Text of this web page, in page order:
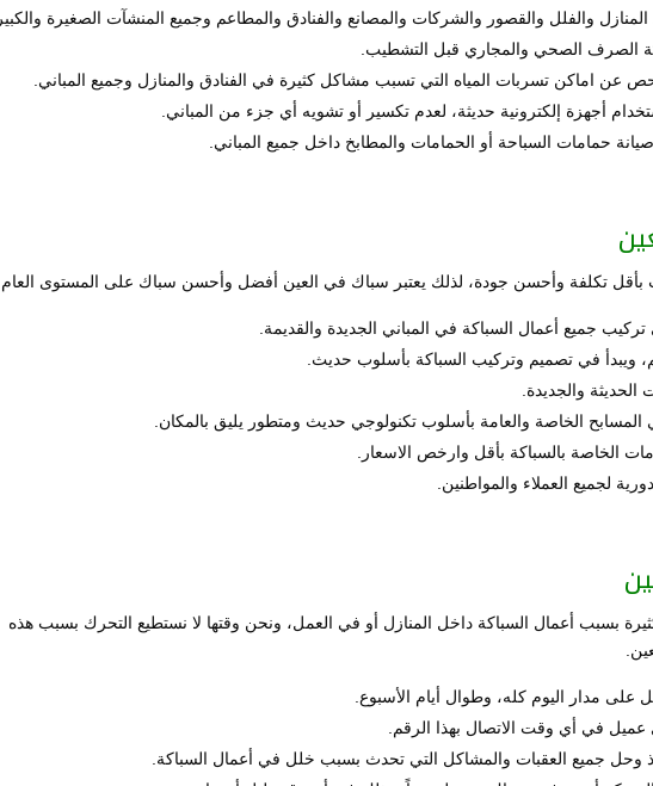
والفلل والقصور والشركات والمصانع والفنادق والمطاعم وجميع المنشآت الصغيرة
الصرف الصحي والمجاري قبل التشطيب.
اماكن تسربات المياه التي تسبب مشاكل كثيرة في الفنادق والمنازل وجميع المباني.
أجهزة إلكترونية حديثة، لعدم تكسير أو تشويه أي جزء من المباني.
حمامات السباحة أو الحمامات والمطابخ داخل جميع المباني.
بأقل تكلفة وأحسن جودة، لذلك يعتبر سباك في العين أفضل وأحسن سباك على المستوى
جميع أعمال السباكة في المباني الجديدة والقديمة.
ويبدأ في تصميم وتركيب السباكة بأسلوب حديث.
الحديثة والجديدة.
المسابح الخاصة والعامة بأسلوب تكنولوجي حديث ومتطور يليق بالمكان.
الخاصة بالسباكة بأقل وارخص الاسعار.
لجميع العملاء والمواطنين.
بسبب أعمال السباكة داخل المنازل أو في العمل، ونحن وقتها لا نستطيع التحرك بسبب هذه
على مدار اليوم كله، وطوال أيام الأسبوع.
في أي وقت الاتصال بهذا الرقم.
وحل جميع العقبات والمشاكل التي تحدث بسبب خلل في أعمال السباكة.